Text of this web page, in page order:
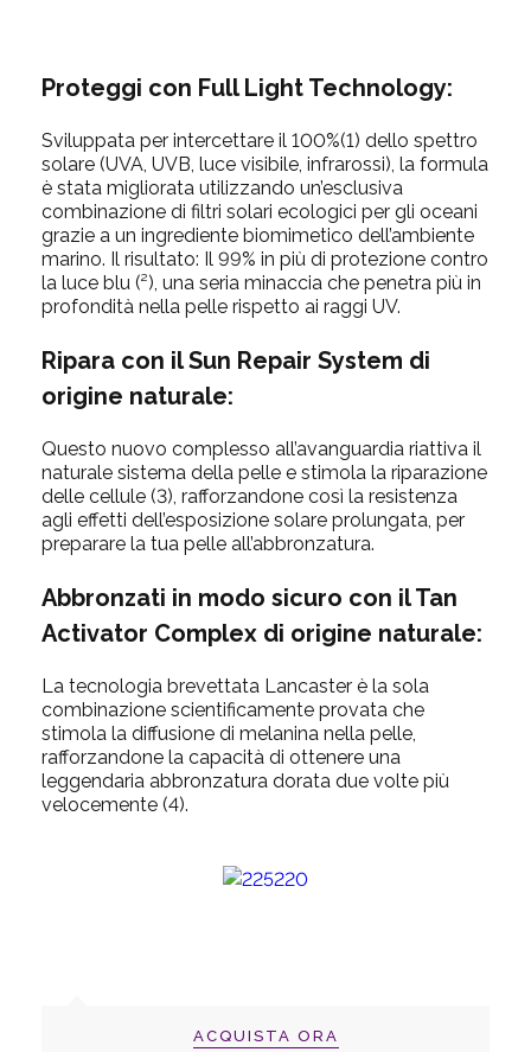
Proteggi con Full Light Technology:
Sviluppata per intercettare il 100%(1) dello spettro
solare (UVA, UVB, luce visibile, infrarossi), la formula
è stata migliorata utilizzando un’esclusiva
combinazione di filtri solari ecologici per gli oceani
grazie a un ingrediente biomimetico dell’ambiente
marino. Il risultato: Il 99% in più di protezione contro
la luce blu (²), una seria minaccia che penetra più in
profondità nella pelle rispetto ai raggi UV.
Ripara con il Sun Repair System di
origine naturale:
Questo nuovo complesso all’avanguardia riattiva il
naturale sistema della pelle e stimola la riparazione
delle cellule (3), rafforzandone così la resistenza
agli effetti dell’esposizione solare prolungata, per
preparare la tua pelle all’abbronzatura.
Abbronzati in modo sicuro con il Tan
Activator Complex di origine naturale:
La tecnologia brevettata Lancaster è la sola
combinazione scientificamente provata che
stimola la diffusione di melanina nella pelle,
rafforzandone la capacità di ottenere una
leggendaria abbronzatura dorata due volte più
velocemente (4).
ACQUISTA ORA